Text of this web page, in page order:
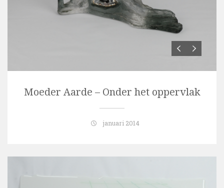
Moeder Aarde – Onder het oppervlak
januari 2014